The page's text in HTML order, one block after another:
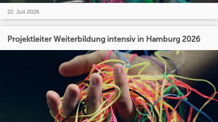
22. Juli 2026
Projektleiter Weiterbildung intensiv in Hamburg 2026